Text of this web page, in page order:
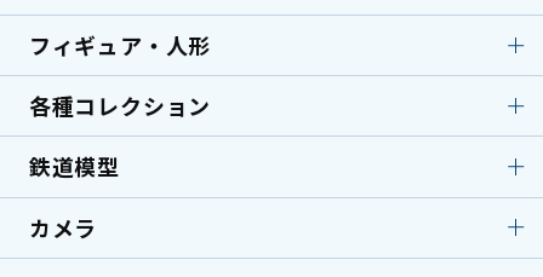
金製品
プラチナ
シルバー
ルイヴィトン
バーバリー
ブランドバッグ
グッチ
フィギュア・人形
フィギュア・人形
ブライス人形
テディベア
各種コレクション
各種コレクション
金貨／銀貨
切手
鉄道模型
鉄道模型
カメラ